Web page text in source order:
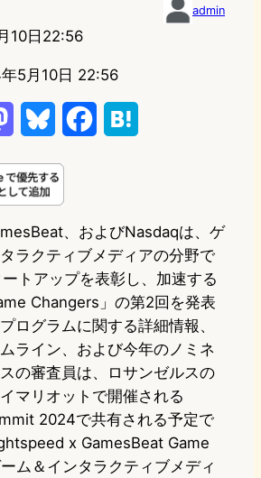
admin
10日22:56
5月10日 22:56
s
o
o
n
u
s
k
y
e
b
o
o
k
n
a
、およびNasdaqは、ゲ
ラクティブメディアの分野で
トアップを表彰し、加速する
Changers」の第2回を発表
ログラムに関する詳細情報、
ライン、および今年のノミネ
の審査員は、ロサンゼルスの
マリオットで開催される
2024で共有される予定で
x GamesBeat Game
ム＆インタラクティブメディ